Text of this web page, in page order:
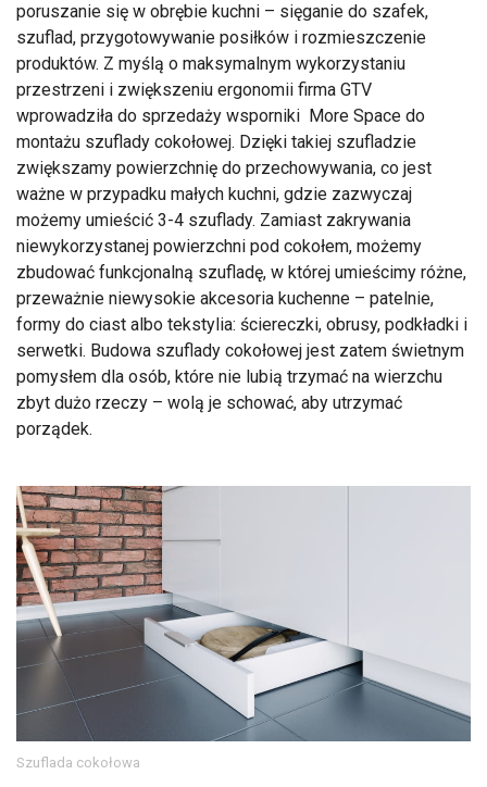
poruszanie się w obrębie kuchni – sięganie do szafek,
szuflad, przygotowywanie posiłków i rozmieszczenie
produktów. Z myślą o maksymalnym wykorzystaniu
przestrzeni i zwiększeniu ergonomii firma GTV
wprowadziła do sprzedaży wsporniki More Space do
montażu szuflady cokołowej. Dzięki takiej szufladzie
zwiększamy powierzchnię do przechowywania, co jest
ważne w przypadku małych kuchni, gdzie zazwyczaj
możemy umieścić 3-4 szuflady. Zamiast zakrywania
niewykorzystanej powierzchni pod cokołem, możemy
zbudować funkcjonalną szufladę, w której umieścimy różne,
przeważnie niewysokie akcesoria kuchenne – patelnie,
formy do ciast albo tekstylia: ściereczki, obrusy, podkładki i
serwetki. Budowa szuflady cokołowej jest zatem świetnym
pomysłem dla osób, które nie lubią trzymać na wierzchu
zbyt dużo rzeczy – wolą je schować, aby utrzymać
porządek.
Szuflada cokołowa